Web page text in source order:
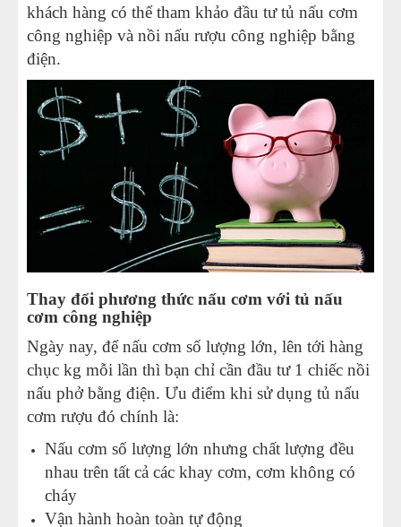
khách hàng có thể tham khảo đầu tư tủ nấu cơm
công nghiệp và nồi nấu rượu công nghiệp bằng
điện.
Thay đổi phương thức nấu cơm với tủ nấu
cơm công nghiệp
Ngày nay, để nấu cơm số lượng lớn, lên tới hàng
chục kg mỗi lần thì bạn chỉ cần đầu tư 1 chiếc nồi
nấu phở bằng điện. Ưu điểm khi sử dụng tủ nấu
cơm rượu đó chính là:
Nấu cơm số lượng lớn nhưng chất lượng đều
nhau trên tất cả các khay cơm, cơm không có
cháy
Vận hành hoàn toàn tự động